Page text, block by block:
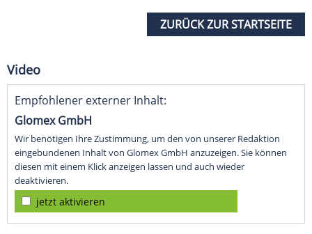
ZURÜCK ZUR STARTSEITE
Video
Empfohlener externer Inhalt:
Glomex GmbH
Wir benötigen Ihre Zustimmung, um den von unserer Redaktion
eingebundenen Inhalt von Glomex GmbH anzuzeigen. Sie können
diesen mit einem Klick anzeigen lassen und auch wieder
deaktivieren.
jetzt aktivieren